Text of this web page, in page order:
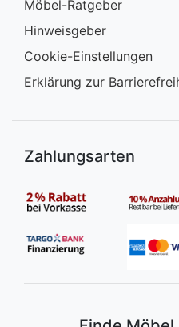
Möbel-Ratgeber
Hinweisgeber
Cookie-Einstellungen
Erklärung zur
Zahlungsarten